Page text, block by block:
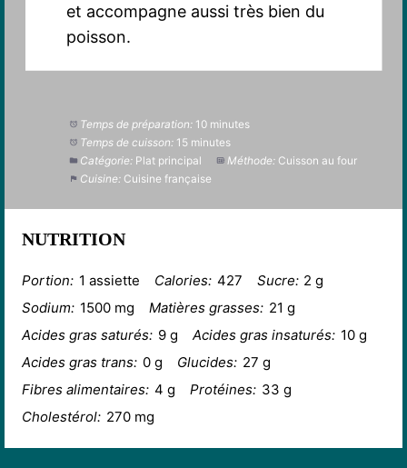
et accompagne aussi très bien du
poisson.
Temps de préparation: 10 minutes
Temps de cuisson: 15 minutes
Catégorie: Plat principal Méthode: Cuisson au four
Cuisine: Cuisine française
NUTRITION
Portion: 1 assiette Calories: 427 Sucre: 2 g
Sodium: 1500 mg Matières grasses: 21 g
Acides gras saturés: 9 g Acides gras insaturés: 10 g
Acides gras trans: 0 g Glucides: 27 g
Fibres alimentaires: 4 g Protéines: 33 g
Cholestérol: 270 mg